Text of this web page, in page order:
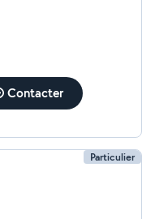
aussi la
Contacter
Particulier